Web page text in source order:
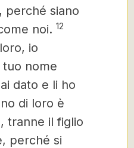
perché siano
noi. 12
io
nome
dato e li ho
di loro è
tranne il figlio
perché si